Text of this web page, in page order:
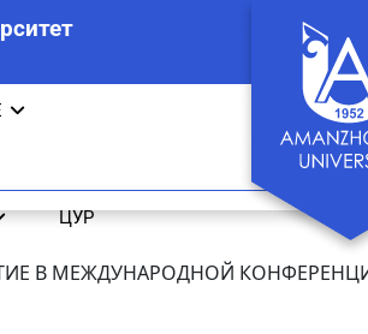
ЦУР
В МЕЖДУНАРОДНОЙ